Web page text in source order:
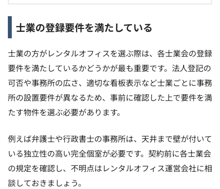
士業の登録要件を満たしている
士業の方がレンタルオフィスを選ぶ際は、各士業会の登録
要件を満たしているかどうかが最も重要です。法人登記の
可否や事務所の広さ、適切な看板表示など士業ごとに事務
所の設置要件が異なるため、事前に確認した上で要件を満
たす物件を選ぶ必要があります。
例えば弁護士や行政書士の事務所は、天井まで壁が付いて
いる独立性の高い完全個室が必要です。契約前に各士業会
の規定を確認し、不明点はレンタルオフィス運営会社に相
談しておきましょう。